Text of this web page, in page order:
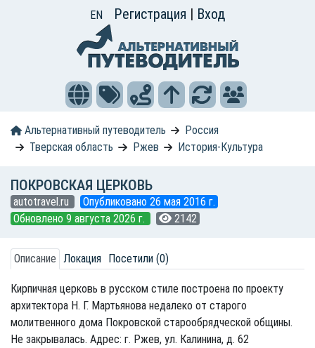
EN Регистрация | Вход
Альтернативный путеводитель
Россия
Тверская область
Ржев История-Культура
ПОКРОВСКАЯ ЦЕРКОВЬ
autotravel.ru
Опубликовано 26 мая 2016 г.
Обновлено 9 августа 2026 г.
2142
Описание Локация Посетили (0)
Кирпичная церковь в русском стиле построена по проекту
архитектора Н. Г. Мартьянова недалеко от старого
молитвенного дома Покровской старообрядческой общины.
Не закрывалась. Адрес: г. Ржев, ул. Калинина, д. 62